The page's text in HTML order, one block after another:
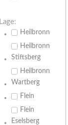
Lage:
Heilbronn
Heilbronn
Stiftsberg
Heilbronn
Wartberg
Flein
Flein
Eselsberg